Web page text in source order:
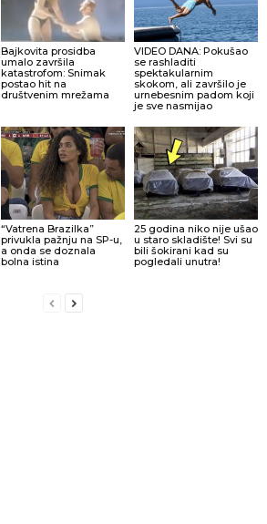
Bajkovita prosidba
umalo završila
katastrofom: Snimak
postao hit na
društvenim mrežama
VIDEO DANA: Pokušao
se rashladiti
spektakularnim
skokom, ali završilo je
urnebesnim padom koji
je sve nasmijao
“Vatrena Brazilka”
privukla pažnju na SP-u,
a onda se doznala
bolna istina
25 godina niko nije ušao
u staro skladište! Svi su
bili šokirani kad su
pogledali unutra!